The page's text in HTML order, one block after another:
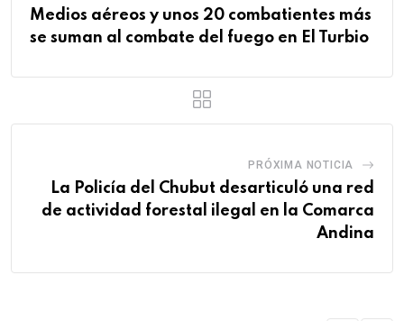
Medios aéreos y unos 20 combatientes más
se suman al combate del fuego en El Turbio
PRÓXIMA NOTICIA
La Policía del Chubut desarticuló una red
de actividad forestal ilegal en la Comarca
Andina